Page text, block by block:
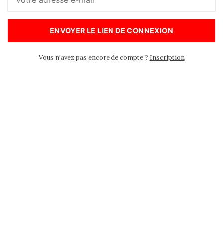
ENVOYER LE LIEN DE CONNEXION
Vous n'avez pas encore de compte ? Inscription